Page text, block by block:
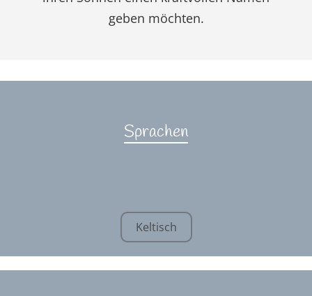
geben möchten.
Sprachen
Keltisch